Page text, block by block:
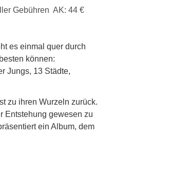
Gebühren AK: 44 €
es einmal quer durch
können:
Jungs, 13 Städte,
zu ihren Wurzeln zurück.
Entstehung gewesen zu
ein Album, dem